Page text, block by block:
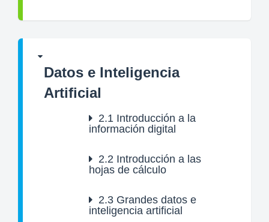
Datos e Inteligencia
Artificial
2.1 Introducción a la
información digital
2.2 Introducción a las
hojas de cálculo
2.3 Grandes datos e
inteligencia artificial